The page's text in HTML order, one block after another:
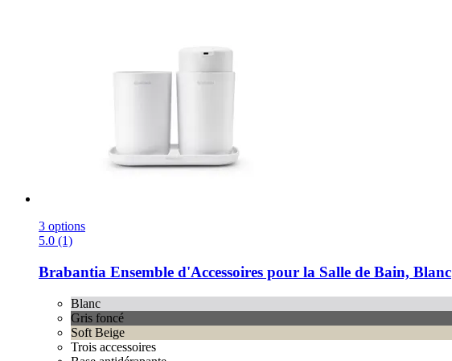
3 options
5.0 (1)
Brabantia Ensemble d'Accessoires pour la Salle de Bain, Blanc
Blanc
Gris foncé
Soft Beige
Trois accessoires